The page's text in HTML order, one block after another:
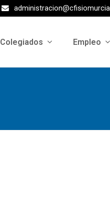
Colegiados Empleo